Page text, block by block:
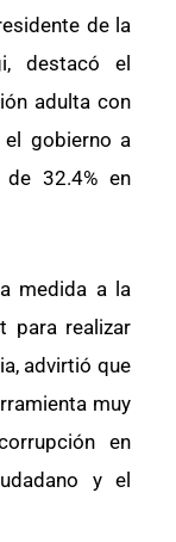
de la
destacó el
adulta con
gobierno a
32.4% en
medida a la
para realizar
advirtió que
muy
en
y el